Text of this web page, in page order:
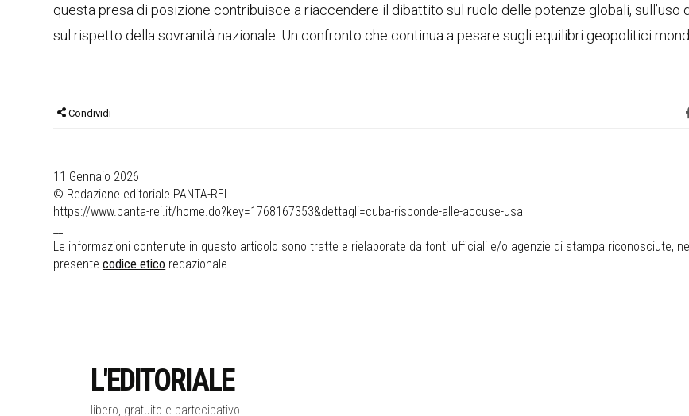
questa presa di posizione contribuisce a riaccendere il dibattito sul ruolo delle potenze globali, sull’uso
sul rispetto della sovranità nazionale. Un confronto che continua a pesare sugli equilibri geopolitici
Condividi
11 Gennaio 2026
© Redazione editoriale PANTA-REI
https://www.panta-rei.it/home.do?key=1768167353&dettagli=cuba-risponde-alle-accuse-usa
Le informazioni contenute in questo articolo sono tratte e rielaborate da fonti ufficiali e/o agenzie di stampa riconosciute,
presentecodice etico redazionale.
L'EDITORIALE
libero, gratuito e partecipativo